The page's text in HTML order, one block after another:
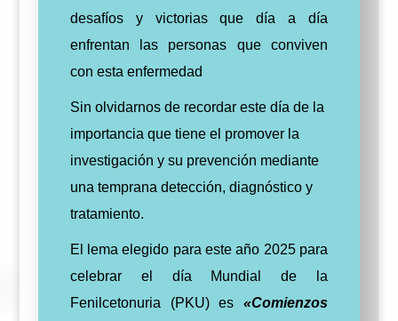
desafíos y victorias que día a día
enfrentan las personas que conviven
con esta enfermedad
Sin olvidarnos de recordar este día de la
importancia que tiene el promover la
investigación y su prevención mediante
una temprana detección, diagnóstico y
tratamiento.
El lema elegido para este año 2025 para
celebrar el día Mundial de la
Fenilcetonuria (PKU) es«Comienzos